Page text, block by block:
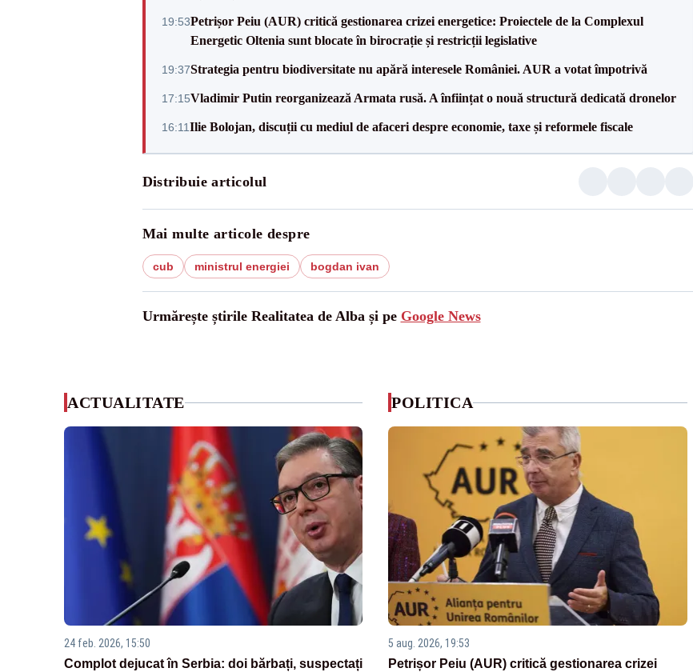
19:53Petrișor Peiu (AUR) critică gestionarea crizei energetice: Proiectele de la Complexul
Energetic Oltenia sunt blocate în birocrație și restricții legislative
19:37Strategia pentru biodiversitate nu apără interesele României. AUR a votat împotrivă
17:15Vladimir Putin reorganizează Armata rusă. A înființat o nouă structură dedicată dronelor
16:11Ilie Bolojan, discuții cu mediul de afaceri despre economie, taxe și reformele fiscale
Distribuie articolul
Mai multe articole despre
cub ministrul energiei bogdan ivan
Urmărește știrile Realitatea de Alba și pe Google News
ACTUALITATE
24 feb. 2026, 15:50
Complot dejucat în Serbia: doi bărbați, suspectați
POLITICA
5 aug. 2026, 19:53
Petrișor Peiu (AUR) critică gestionarea crizei